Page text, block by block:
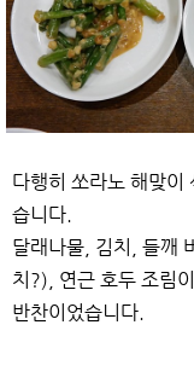
다행히 쏘라노 해맞이
습니다.
달래나물, 김치, 들깨
치?), 연근 호두 조림
반찬이었습니다.